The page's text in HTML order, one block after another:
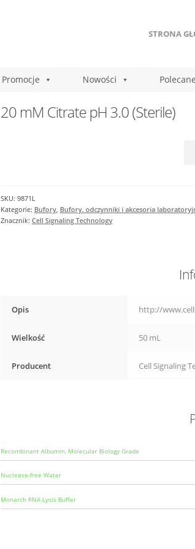
STRONA
Promocje Nowości Polecane
20 mM Citrate pH 3.0 (Sterile)
3.0
SKU: 9871L
Kategorie: Bufory, Bufory. odczynniki i akcesoria
Znacznik: Cell Signaling Technology
Opis http://
Wielkość 50 mL
Producent Cell Signaling
Recombinant Albumin, Molecular Biology Grade
Nuclease-free Water
Monarch RNA Lysis Buffer